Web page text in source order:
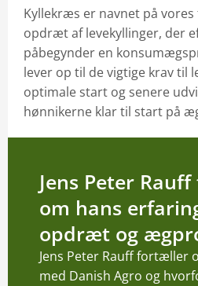
Kyllekræs er navnet på
opdræt af levekyllinger, der
påbegynder en
lever op til de vigtige krav til
optimale start og senere
hønnikerne klar til start på
Jens Peter
om hans
opdræt og
Jens Peter Rauff fortæller
med Danish Agro og